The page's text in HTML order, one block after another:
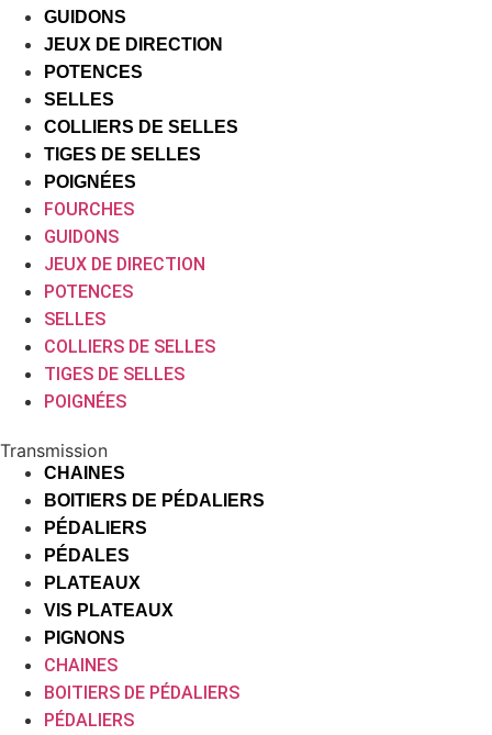
GUIDONS
JEUX DE DIRECTION
POTENCES
SELLES
COLLIERS DE SELLES
TIGES DE SELLES
POIGNÉES
FOURCHES
GUIDONS
JEUX DE DIRECTION
POTENCES
SELLES
COLLIERS DE SELLES
TIGES DE SELLES
POIGNÉES
Transmission
CHAINES
BOITIERS DE PÉDALIERS
PÉDALIERS
PÉDALES
PLATEAUX
VIS PLATEAUX
PIGNONS
CHAINES
BOITIERS DE PÉDALIERS
PÉDALIERS